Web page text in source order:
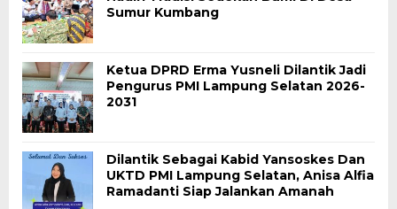
Sumur Kumbang
Ketua DPRD Erma Yusneli Dilantik Jadi
Pengurus PMI Lampung Selatan 2026-
2031
Dilantik Sebagai Kabid Yansoskes Dan
UKTD PMI Lampung Selatan, Anisa Alfia
Ramadanti Siap Jalankan Amanah